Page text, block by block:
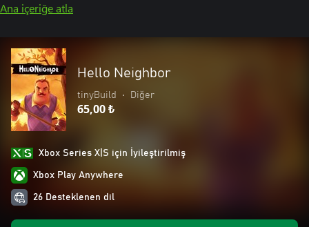
Ana içeriğe atla
Hello Neighbor
tinyBuild • Diğer
65,00 ₺
Xbox Series X|S için İyileştirilmiş
Xbox Play Anywhere
26 Desteklenen dil